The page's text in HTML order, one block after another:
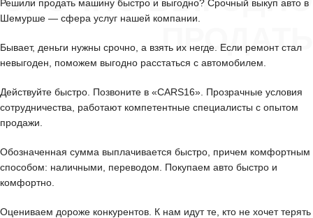
ПРОДАТЬ
Решили продать машину быстро и выгодно? Срочный выкуп авто в
Шемурше — сфера услуг нашей компании.
Бывает, деньги нужны срочно, а взять их негде. Если ремонт стал
невыгоден, поможем выгодно расстаться с автомобилем.
Действуйте быстро. Позвоните в «CARS16». Прозрачные условия
сотрудничества, работают компетентные специалисты с опытом
продажи.
Обозначенная сумма выплачивается быстро, причем комфортным
способом: наличными, переводом. Покупаем авто быстро и
комфортно.
Оцениваем дороже конкурентов. К нам идут те, кто не хочет терять